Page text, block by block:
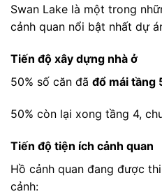
Swan Lake là một trong
cảnh quan nổi bật nhất dự
Tiến độ xây dựng nhà ở
50% số căn đã đổ mái tầng
50% còn lại xong tầng 4,
Tiến độ tiện ích cảnh quan
Hồ cảnh quan đang được
cảnh: